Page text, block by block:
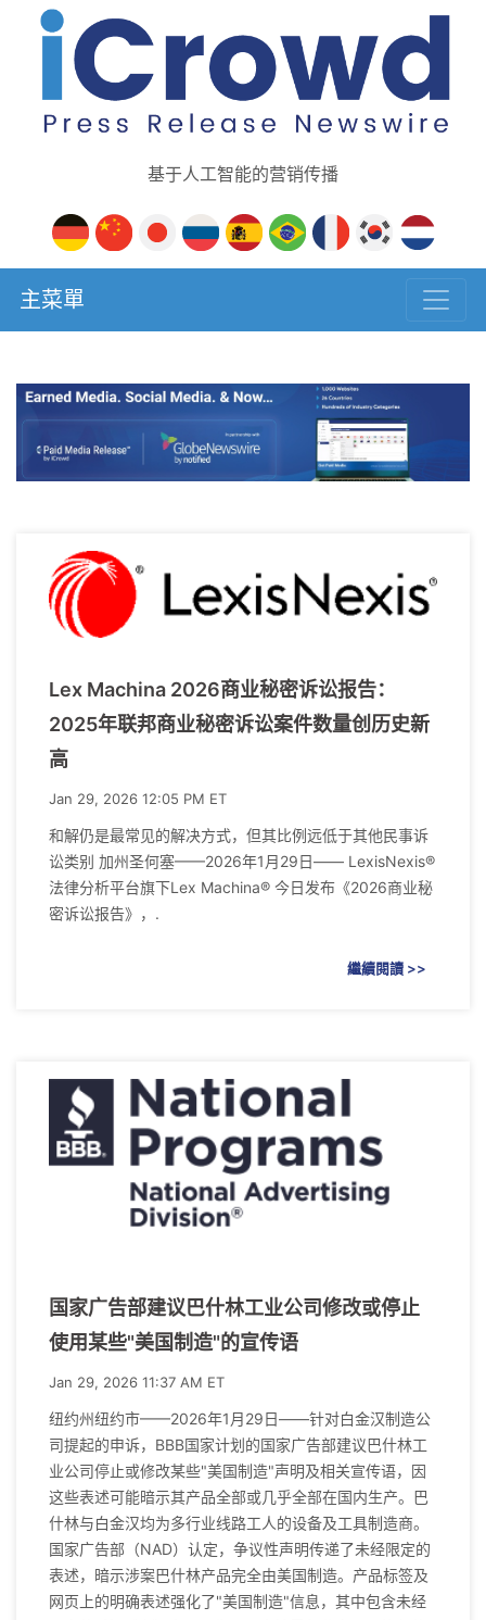
基于人工智能的营销传播
主菜單
Lex Machina 2026商业秘密诉讼报告：
2025年联邦商业秘密诉讼案件数量创历史新
高
Jan 29, 2026 12:05 PM ET
和解仍是最常见的解决方式，但其比例远低于其他民事诉
讼类别 加州圣何塞——2026年1月29日—— LexisNexis®
法律分析平台旗下Lex Machina® 今日发布《2026商业秘
密诉讼报告》，.
繼續閱讀 >>
国家广告部建议巴什林工业公司修改或停止
使用某些"美国制造"的宣传语
Jan 29, 2026 11:37 AM ET
纽约州纽约市——2026年1月29日——针对白金汉制造公
司提起的申诉，BBB国家计划的国家广告部建议巴什林工
业公司停止或修改某些"美国制造"声明及相关宣传语，因
这些表述可能暗示其产品全部或几乎全部在国内生产。巴
什林与白金汉均为多行业线路工人的设备及工具制造商。
国家广告部（NAD）认定，争议性声明传递了未经限定的
表述，暗示涉案巴什林产品完全由美国制造。产品标签及
网页上的明确表述强化了"美国制造"信息，其中包含未经